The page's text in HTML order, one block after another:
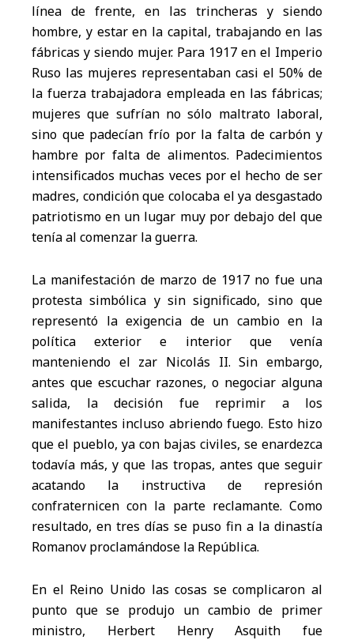
línea de frente, en las trincheras y siendo
hombre, y estar en la capital, trabajando en las
fábricas y siendo mujer. Para 1917 en el Imperio
Ruso las mujeres representaban casi el 50% de
la fuerza trabajadora empleada en las fábricas;
mujeres que sufrían no sólo maltrato laboral,
sino que padecían frío por la falta de carbón y
hambre por falta de alimentos. Padecimientos
intensificados muchas veces por el hecho de ser
madres, condición que colocaba el ya desgastado
patriotismo en un lugar muy por debajo del que
tenía al comenzar la guerra.
La manifestación de marzo de 1917 no fue una
protesta simbólica y sin significado, sino que
representó la exigencia de un cambio en la
política exterior e interior que venía
manteniendo el zar Nicolás II. Sin embargo,
antes que escuchar razones, o negociar alguna
salida, la decisión fue reprimir a los
manifestantes incluso abriendo fuego. Esto hizo
que el pueblo, ya con bajas civiles, se enardezca
todavía más, y que las tropas, antes que seguir
acatando la instructiva de represión
confraternicen con la parte reclamante. Como
resultado, en tres días se puso fin a la dinastía
Romanov proclamándose la República.
En el Reino Unido las cosas se complicaron al
punto que se produjo un cambio de primer
ministro, Herbert Henry Asquith fue